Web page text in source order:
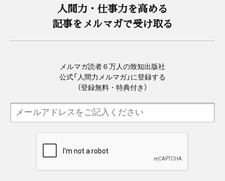
人間力・仕事力を高める
記事をメルマガで受け取る
メルマガ読者６万人の致知出版社
公式「人間力メルマガ」に登録する
（登録無料・特典付き）